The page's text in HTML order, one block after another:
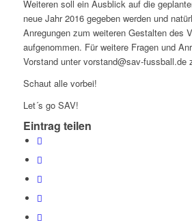
Weiteren soll ein Ausblick auf die
neue Jahr 2016 gegeben werden und
Anregungen zum weiteren Gestalten des
aufgenommen. Für weitere Fragen und
Vorstand unter vorstand@sav-fussball.de
Schaut alle vorbei!
Let´s go SAV!
Eintrag teilen